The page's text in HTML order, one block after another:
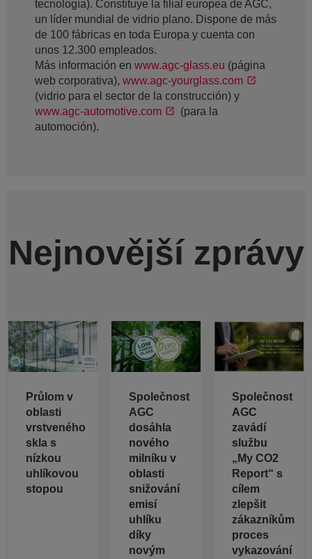
tecnología). Constituye la filial europea de AGC,
un líder mundial de vidrio plano. Dispone de más
de 100 fábricas en toda Europa y cuenta con
unos 12.300 empleados.
Más información en www.agc-glass.eu (página
web corporativa), www.agc-yourglass.com
(vidrio para el sector de la construcción) y
www.agc-automotive.com
(para la
automoción).
Nejnovější zprávy
Průlom v
oblasti
vrstveného
skla s
nízkou
uhlíkovou
stopou
Společnost
AGC
dosáhla
nového
milníku v
oblasti
snižování
emisí
uhlíku
díky
novým
Společnost
AGC
zavádí
službu
„My CO2
Report“ s
cílem
zlepšit
zákazníkům
proces
vykazování